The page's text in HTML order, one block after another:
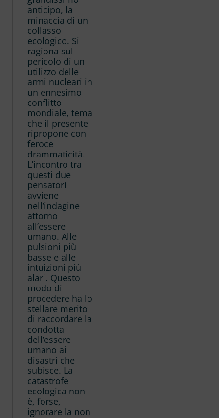
anticipo, la
minaccia di un
collasso
ecologico. Si
ragiona sul
pericolo di un
utilizzo delle
armi nucleari in
un ennesimo
conflitto
mondiale, tema
che il presente
ripropone con
feroce
drammaticità.
L’incontro tra
questi due
pensatori
avviene
nell’indagine
attorno
all’essere
umano. Alle
pulsioni più
basse e alle
intuizioni più
alari. Questo
modo di
procedere ha lo
stellare merito
di raccordare la
condotta
dell’essere
umano ai
disastri che
subisce. La
catastrofe
ecologica non
è, forse,
ignorare la non